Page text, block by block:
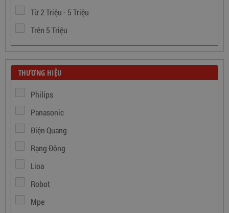
Dây Cáp Điện 1 Ruột Cadivi CV 1,5
346,000
Từ 2 Triệu - 5 Triệu
Trên 5 Triệu
THƯƠNG HIỆU
Philips
Panasonic
Điện Quang
Rạng Đông
Lioa
Robot
Mpe